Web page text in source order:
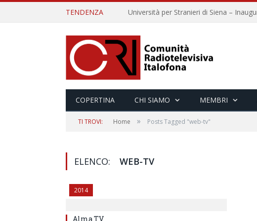
TENDENZA
COPERTINA CHI SIAMO MEMBRI
TI TROVI: Home » Posts Tagged "web-tv"
ELENCO: WEB-TV
2014
Alma TV